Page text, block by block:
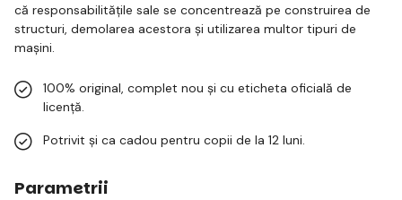
că responsabilitățile sale se concentrează pe construirea de
structuri, demolarea acestora și utilizarea multor tipuri de
mașini.
100% original, complet nou și cu eticheta oficială de
licență.
Potrivit și ca cadou pentru copii de la 12 luni.
Parametrii